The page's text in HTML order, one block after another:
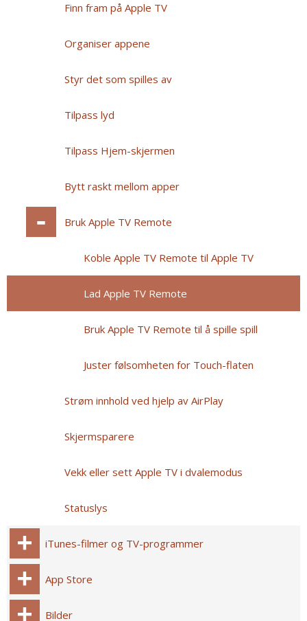
Finn fram på Apple TV
Organiser appene
Styr det som spilles av
Tilpass lyd
Tilpass Hjem-skjermen
Bytt raskt mellom apper
Bruk Apple TV Remote
Koble Apple TV Remote til Apple TV
Lad Apple TV Remote
Bruk Apple TV Remote til å spille spill
Juster følsomheten for Touch-flaten
Strøm innhold ved hjelp av AirPlay
Skjermsparere
Vekk eller sett Apple TV i dvalemodus
Statuslys
iTunes-filmer og TV-programmer
App Store
Bilder